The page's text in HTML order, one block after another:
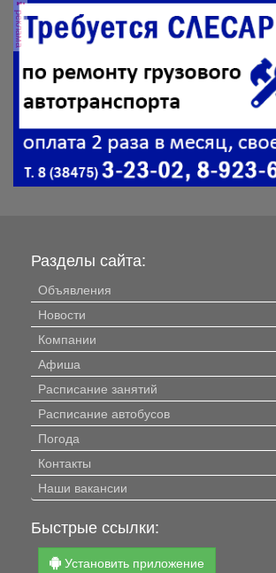
реклама
Разделы сайта:
Объявления
Новости
Компании
Афиша
Расписание занятий
Расписание автобусов
Погода
Контакты
Наши вакансии
Быстрые ссылки:
Установить приложение